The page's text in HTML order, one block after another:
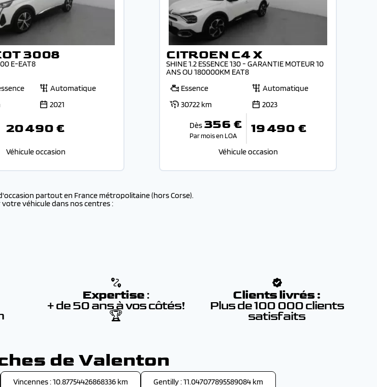
3008
E-EAT8
Automatique
2021
20 490 €
Véhicule occasion
CITROEN C4 X
SHINE 1.2 ESSENCE 130 - GARANTIE MOTEUR 10
ANS OU 180000KM EAT8
Essence
Automatique
30722 km
2023
Dès 356 €
Par mois en LOA 19 490 €
Véhicule occasion
partout en France métropolitaine (hors Corse).
véhicule dans nos centres :
Expertise :
+ de 50 ans à vos côtés!
🏆
Clients livrés :
Plus de 100 000 clients
satisfaits
de Valenton
Vincennes : 10.87754426868336 km Gentilly : 11.047077895589084 km